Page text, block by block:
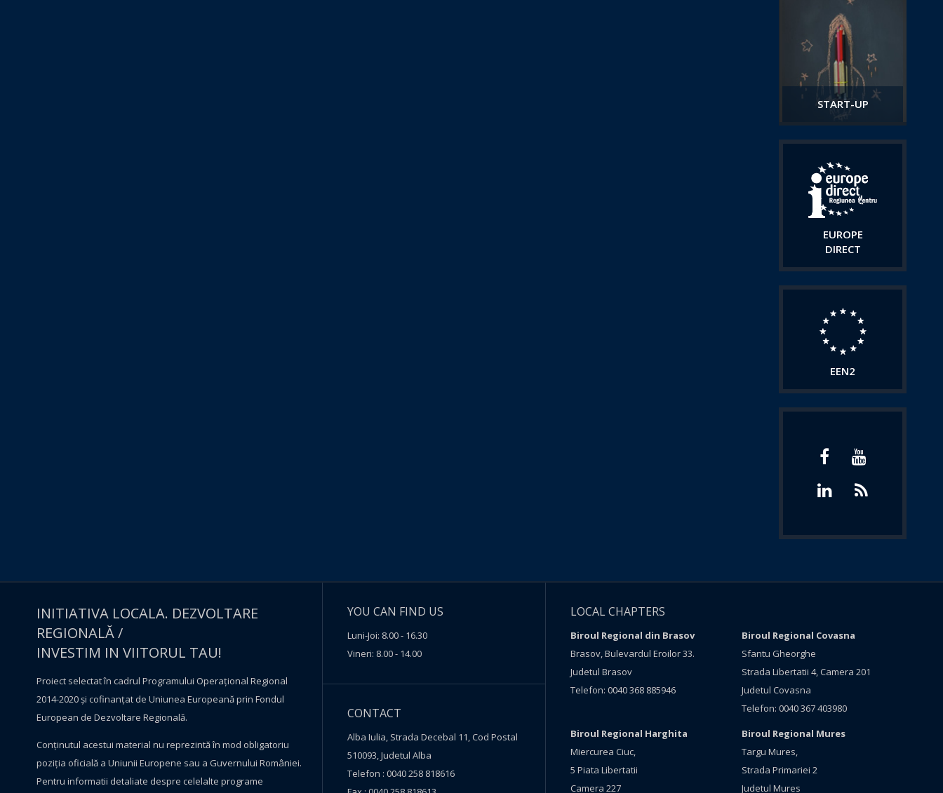
START-UP
EUROPE
DIRECT
EEN2
INITIATIVA LOCALA. DEZVOLTARE
REGIONALĂ /
INVESTIM IN VIITORUL TAU!
Proiect selectat în cadrul Programului Operațional Regional
2014-2020 și cofinanțat de Uniunea Europeană prin Fondul
European de Dezvoltare Regională.
Conţinutul acestui material nu reprezintă în mod obligatoriu
poziţia oficială a Uniunii Europene sau a Guvernului României.
Pentru informatii detaliate despre celelalte programe
YOU CAN FIND US
Luni-Joi: 8.00 - 16.30
Vineri: 8.00 - 14.00
CONTACT
Alba Iulia, Strada Decebal 11, Cod Postal
510093, Judetul Alba
Telefon : 0040 258 818616
LOCAL CHAPTERS
Biroul Regional din Brasov
Brasov, Bulevardul Eroilor 33.
Judetul Brasov
Telefon: 0040 368 885946
Biroul Regional Covasna
Sfantu Gheorghe
Strada Libertatii 4, Camera 201
Judetul Covasna
Telefon: 0040 367 403980
Biroul Regional Harghita
Miercurea Ciuc,
5 Piata Libertatii
Camera 227
Biroul Regional Mures
Targu Mures,
Strada Primariei 2
Judetul Mures